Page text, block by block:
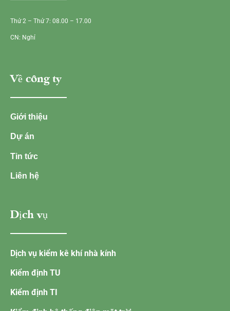
Thứ 2 – Thứ 7: 08.00 – 17.00
CN: Nghỉ
Về công ty
Giới thiệu
Dự án
Tin tức
Liên hệ
Dịch vụ
Dịch vụ kiểm kê khí nhà kính
Kiểm định TU
Kiểm định TI